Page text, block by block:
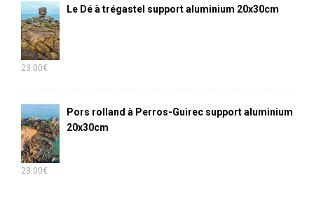
Le Dé à trégastel support aluminium 20x30cm
23.00€
Pors rolland à Perros-Guirec support aluminium
20x30cm
23.00€